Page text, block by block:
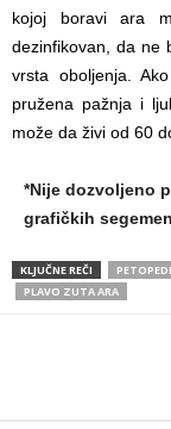
kojoj boravi ara
dezinfikovan, da ne
vrsta oboljenja.
pružena pažnja i
može da živi od 60
*Nije dozvoljeno
grafičkih
KLJUČNE REČI
PLAVO ZUTA ARA